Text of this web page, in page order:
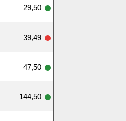
29,50
39,49
47,50
144,50